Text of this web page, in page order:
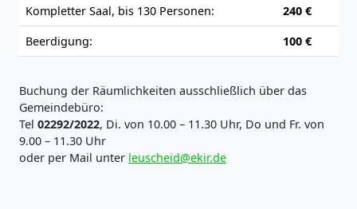
Kompletter Saal, bis 130 Personen:
240 €
Beerdigung:
100 €
Buchung der Räumlichkeiten ausschließlich über das
Gemeindebüro:
Tel 02292/2022, Di. von 10.00 – 11.30 Uhr, Do und Fr. von
9.00 – 11.30 Uhr
oder per Mail unter leuscheid@ekir.de